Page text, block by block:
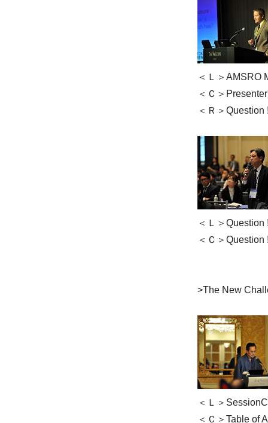
＜Ｌ＞AMSRO
＜Ｃ＞
＜Ｒ＞Question
＜Ｌ＞Question
＜Ｃ＞Question
>The New
＜Ｌ＞
＜Ｃ＞Table of